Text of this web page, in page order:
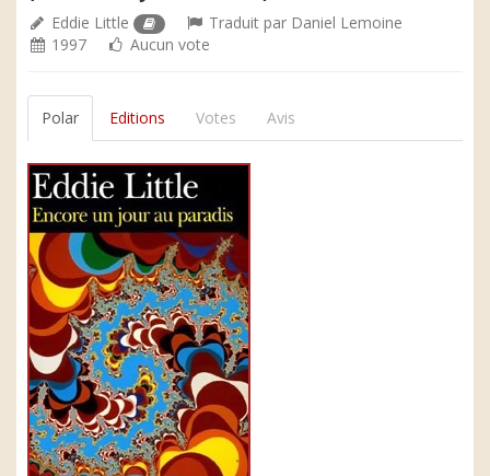
Eddie Little Traduit par Daniel Lemoine
1997
Aucun vote
Polar Editions Votes Avis